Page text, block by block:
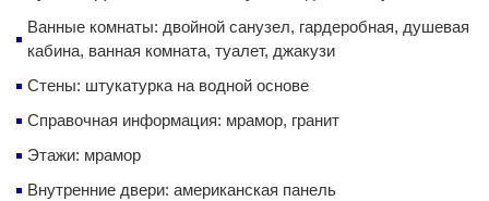
Ванные комнаты: двойной санузел, гардеробная, душевая
кабина, ванная комната, туалет, джакузи
Стены: штукатурка на водной основе
Справочная информация: мрамор, гранит
Этажи: мрамор
Внутренние двери: американская панель